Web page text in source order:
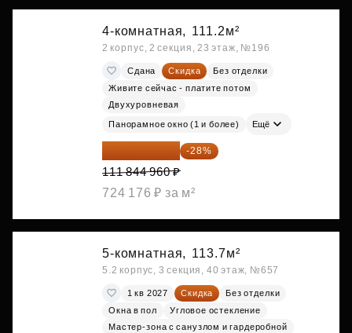
4-комнатная, 111.2м²
2 корпус, 2 секция, 23 этаж, №196
Сдана Скидка
Без отделки
Живите сейчас - платите потом
Двухуровневая
Панорамное окно (1 и более) Ещё
80 528 371 ₽ -28%
111 844 960 ₽
724 176 ₽ за м²
5-комнатная, 113.7м²
5.2 корпус, 3 секция, 40 этаж, №657
1 кв 2027 Скидка
Без отделки
Окна в пол
Угловое остекление
Мастер-зона с санузлом и гардеробной